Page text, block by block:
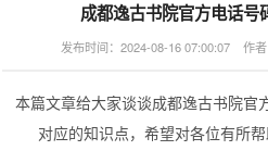
成都逸古书院官方电话号
发布时间：2024-08-16 07:00:07 作
本篇文章给大家谈谈成都逸古书院官
对应的知识点，希望对各位有所